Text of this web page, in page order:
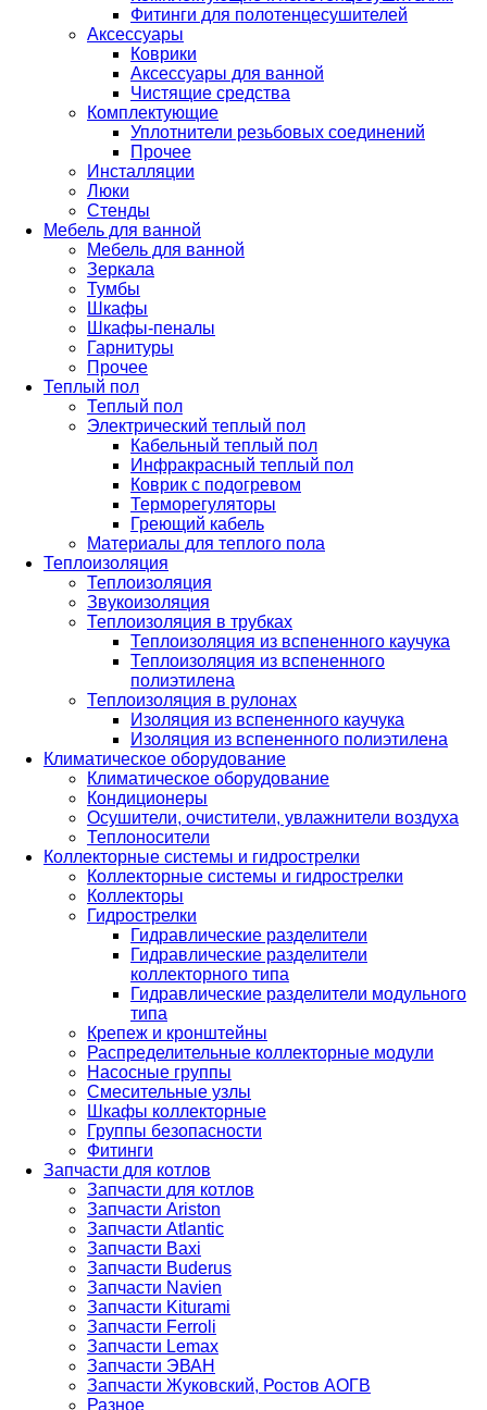
Фитинги для полотенцесушителей
Аксессуары
Коврики
Аксессуары для ванной
Чистящие средства
Комплектующие
Уплотнители резьбовых соединений
Прочее
Инсталляции
Люки
Стенды
Мебель для ванной
Мебель для ванной
Зеркала
Тумбы
Шкафы
Шкафы-пеналы
Гарнитуры
Прочее
Теплый пол
Теплый пол
Электрический теплый пол
Кабельный теплый пол
Инфракрасный теплый пол
Коврик с подогревом
Терморегуляторы
Греющий кабель
Материалы для теплого пола
Теплоизоляция
Теплоизоляция
Звукоизоляция
Теплоизоляция в трубках
Теплоизоляция из вспененного каучука
Теплоизоляция из вспененного
полиэтилена
Теплоизоляция в рулонах
Изоляция из вспененного каучука
Изоляция из вспененного полиэтилена
Климатическое оборудование
Климатическое оборудование
Кондиционеры
Осушители, очистители, увлажнители воздуха
Теплоносители
Коллекторные системы и гидрострелки
Коллекторные системы и гидрострелки
Коллекторы
Гидрострелки
Гидравлические разделители
Гидравлические разделители
коллекторного типа
Гидравлические разделители модульного
типа
Крепеж и кронштейны
Распределительные коллекторные модули
Насосные группы
Смесительные узлы
Шкафы коллекторные
Группы безопасности
Фитинги
Запчасти для котлов
Запчасти для котлов
Запчасти Ariston
Запчасти Atlantic
Запчасти Baxi
Запчасти Buderus
Запчасти Navien
Запчасти Kiturami
Запчасти Ferroli
Запчасти Lemax
Запчасти ЭВАН
Запчасти Жуковский, Ростов АОГВ
Разное